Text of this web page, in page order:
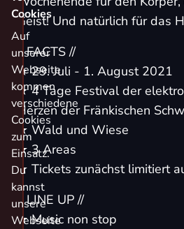
Geist! Und natürlich für das
// FACTS //
★ 29. Juli - 1. August 2021
★ 4 Tage Festival der
Herzen der Fränkischen
★ Wald und Wiese
★ 3 Areas
★ Tickets zunächst limitiert
// LINE UP //
★ Music non stop
Cookies
Auf
unserer
Webseite
kommen
verschiedene
Cookies
zum
Einsatz.
Du
kannst
unsere
Webseite